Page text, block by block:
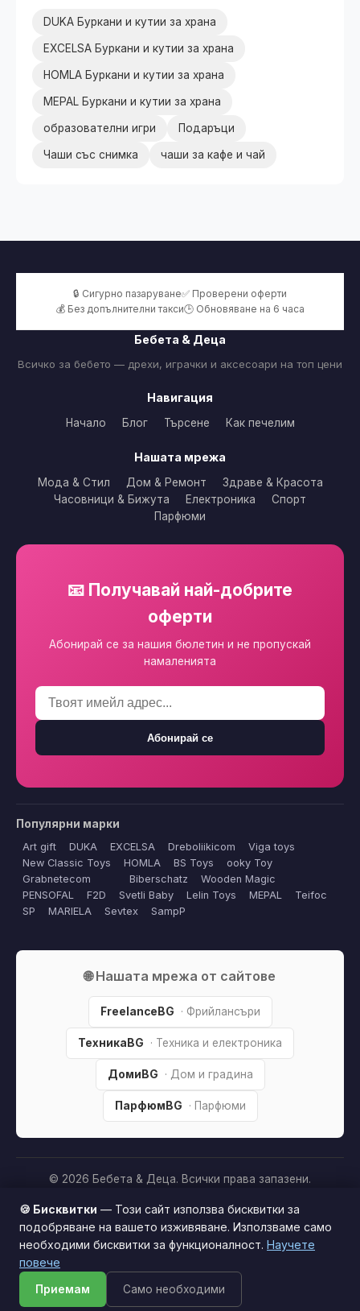
DUKA Буркани и кутии за храна
EXCELSA Буркани и кутии за храна
HOMLA Буркани и кутии за храна
MEPAL Буркани и кутии за храна
образователни игри Подаръци
Чаши със снимка чаши за кафе и чай
🔒 Сигурно пазаруване✅ Проверени оферти
💰 Без допълнителни такси🕒 Обновяване на 6 часа
Бебета & Деца
Всичко за бебето — дрехи, играчки и аксесоари на топ цени
Навигация
Начало Блог Търсене Как печелим
Нашата мрежа
Мода & Стил Дом & Ремонт
Здраве & Красота
Часовници & Бижута
Електроника
Спорт
Парфюми
📧 Получавай най-добрите
оферти
Абонирай се за нашия бюлетин и не пропускай
намаленията
Абонирай се
Популярни марки
Art gift DUKA EXCELSA Dreboliikicom
Viga toys
New Classic Toys
HOMLA BS Toys
ooky Toy
Grabnetecom
Biberschatz
Wooden Magic
PENSOFAL
F2D Svetli Baby Lelin Toys MEPAL
Teifoc
SP
MARIELA Sevtex SampP
🌐 Нашата мрежа от сайтове
FreelanceBG · Фрийлансъри
ТехникаBG · Техника и електроника
ДомиBG · Дом и градина
ПарфюмBG · Парфюми
© 2026 Бебета & Деца. Всички права запазени.
Партньорско разкриване:
Този сайт е независим и
съдържа партньорски (affiliate) линкове. Когато купите
продукт през тях, може да получим малка комисиона от
това да оскъпява покупката за вас. Това
ни помага да поддържаме сайта безплатен.
печелим »
Този сайт използва бисквитки за по-добро
Приемам
🍪 Бисквитки — Този сайт използва бисквитки за
подобряване на вашето изживяване. Използваме само
необходими бисквитки за функционалност. Научете
повече
Приемам Само необходими